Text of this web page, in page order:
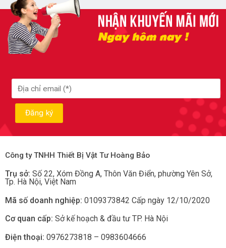
Công ty TNHH Thiết Bị Vật Tư Hoàng Bảo
Trụ sở: Số 22, Xóm Đồng A, Thôn Văn Điển, phường Yên Sở,
Tp. Hà Nội, Việt Nam
Mã số doanh nghiệp: 0109373842 Cấp ngày 12/10/2020
Cơ quan cấp: Sở kế hoạch & đầu tư TP. Hà Nội
Điện thoại: 0976273818 – 0983604666